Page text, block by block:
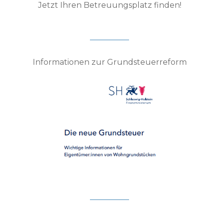
Jetzt Ihren Betreuungsplatz finden!
Informationen zur Grundsteuerreform